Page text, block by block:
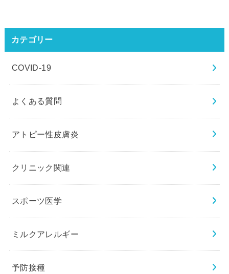
カテゴリー
COVID-19
よくある質問
アトピー性皮膚炎
クリニック関連
スポーツ医学
ミルクアレルギー
予防接種